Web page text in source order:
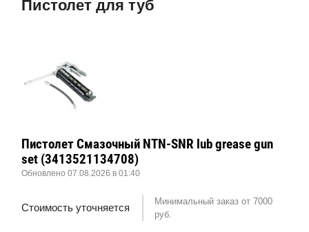
Пистолет для туб
Пистолет Смазочный NTN-SNR lub grease gun
set (3413521134708)
Обновлено 07.08.2026 в 01:40
Стоимость уточняется
Минимальный заказ от 7000
руб.